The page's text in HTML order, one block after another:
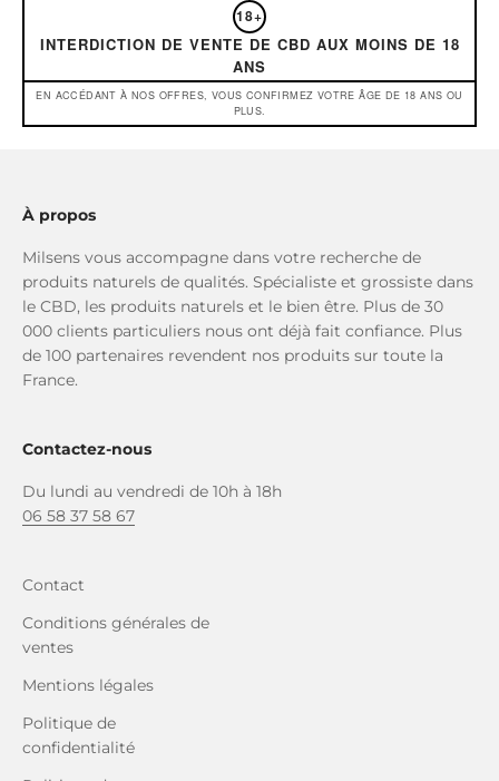
18+
INTERDICTION DE VENTE DE CBD AUX MOINS DE 18
ANS
EN ACCÉDANT À NOS OFFRES, VOUS CONFIRMEZ VOTRE ÂGE DE 18 ANS OU
PLUS.
À propos
Milsens vous accompagne dans votre recherche de
produits naturels de qualités. Spécialiste et grossiste dans
le CBD, les produits naturels et le bien être. Plus de 30
000 clients particuliers nous ont déjà fait confiance. Plus
de 100 partenaires revendent nos produits sur toute la
France.
Contactez-nous
Du lundi au vendredi de 10h à 18h
06 58 37 58 67
Contact
Conditions générales de
ventes
Mentions légales
Politique de
confidentialité